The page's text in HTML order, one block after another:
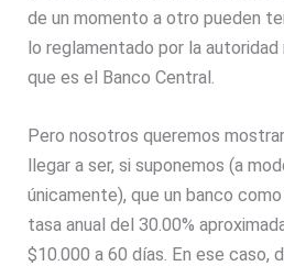
de un momento a otro pueden
lo reglamentado por la
que es el Banco Central.
Pero nosotros queremos
llegar a ser, si suponemos (a
únicamente), que un banco
tasa anual del 30.00%
$10.000 a 60 días. En ese caso,